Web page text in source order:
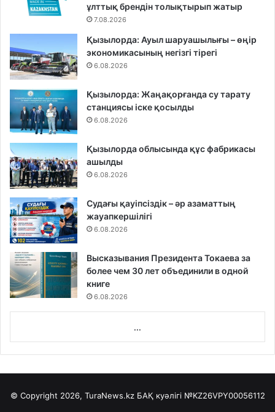
ұлттық брендін толықтырып жатыр
7.08.2026
Қызылорда: Ауыл шаруашылығы – өңір
экономикасының негізгі тірегі
6.08.2026
Қызылорда: Жаңақорғанда су тарату
станциясы іске қосылды
6.08.2026
Қызылорда облысында құс фабрикасы
ашылды
6.08.2026
Судағы қауіпсіздік – әр азаматтың
жауапкершілігі
6.08.2026
Высказывания Президента Токаева за
более чем 30 лет объединили в одной
книге
6.08.2026
...
© Copyright 2026, TuraNews.kz БАҚ куәлігі №KZ26VPY00056112